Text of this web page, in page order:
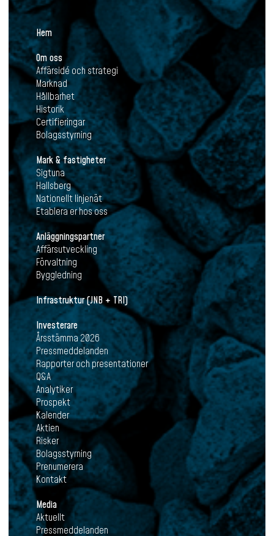
Hem
Om oss
Affärsidé och strategi
Marknad
Hållbarhet
Historik
Certifieringar
Bolagsstyrning
Mark & fastigheter
Sigtuna
Hallsberg
Nationellt linjenät
Etablera er hos oss
Anläggningspartner
Affärsutveckling
Förvaltning
Byggledning
Infrastruktur (JNB + TRI)
Investerare
Årsstämma 2026
Pressmeddelanden
Rapporter och presentationer
Q&A
Analytiker
Prospekt
Kalender
Aktien
Risker
Bolagsstyrning
Prenumerera
Kontakt
Media
Aktuellt
Pressmeddelanden